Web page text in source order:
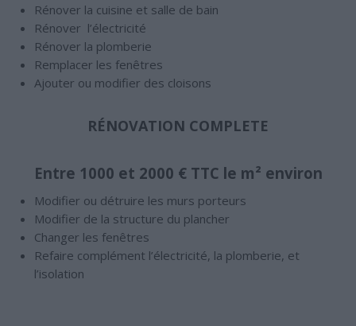
Rénover la cuisine et salle de bain
Rénover l’électricité
Rénover la plomberie
Remplacer les fenêtres
Ajouter ou modifier des cloisons
RÉNOVATION COMPLETE
Entre 1000 et 2000 € TTC le m² environ
Modifier ou détruire les murs porteurs
Modifier de la structure du plancher
Changer les fenêtres
Refaire complément l’électricité, la plomberie, et
l’isolation